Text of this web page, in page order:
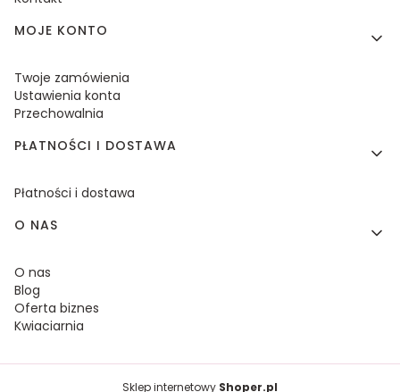
MOJE KONTO
Twoje zamówienia
Ustawienia konta
Przechowalnia
PŁATNOŚCI I DOSTAWA
Płatności i dostawa
O NAS
O nas
Blog
Oferta biznes
Kwiaciarnia
Sklep internetowy Shoper.pl